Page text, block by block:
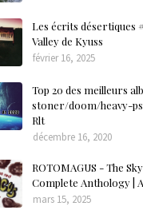
Les écrits désertiques
Valley de Kyuss
février 16, 2025
Top 20 des meilleurs
stoner/doom/heavy-
Rlt
décembre 16, 2020
ROTOMAGUS - The
Complete Anthology |
mars 15, 2025